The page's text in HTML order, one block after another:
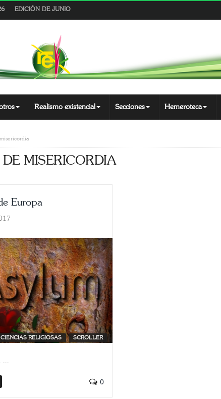
EDICIÓN DE JUNIO
Realismo existencial Secciones Hemeroteca
MISERICORDIA
Europa
CIENCIAS RELIGIOSAS SCROLLER
...
0